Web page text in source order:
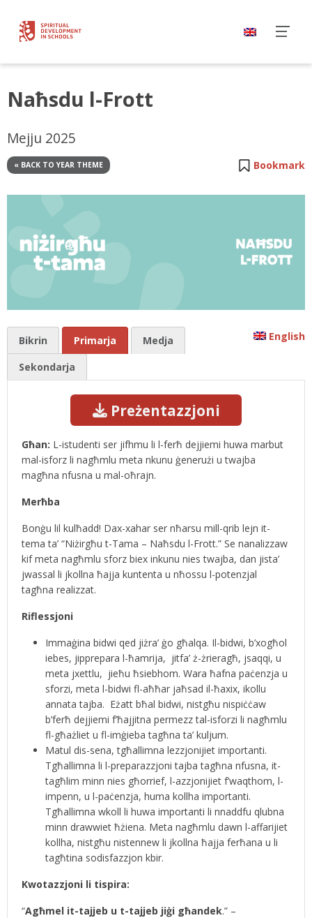
Naħsdu l-Frott
Mejju 2025
Bookmark
« BACK TO YEAR THEME
English
Bikrin Primarja
Medja
Sekondarja
Preżentazzjoni
Għan: L-istudenti ser jifhmu li l-ferħ dejjiemi huwa marbut
mal-isforz li nagħmlu meta nkunu ġenerużi u twajba
magħna nfusna u mal-oħrajn.
Merħba
Bonġu lil kulħadd! Dax-xahar ser nħarsu mill-qrib lejn it-
tema ta’ “Niżirgħu t-Tama – Naħsdu l-Frott.” Se nanalizzaw
kif meta nagħmlu sforz biex inkunu nies twajba, dan jista’
jwassal li jkollna ħajja kuntenta u nħossu l-potenzjal
tagħna realizzat.
Riflessjoni
Immaġina bidwi qed jiżra’ ġo għalqa. Il-bidwi, b’xogħol
iebes, jipprepara l-ħamrija, jitfa’ ż-żrieragħ, jsaqqi, u
meta jxettlu, jieħu ħsiebhom. Wara ħafna paċenzja u
sforzi, meta l-bidwi fl-aħħar jaħsad il-ħaxix, ikollu
annata tajba. Eżatt bħal bidwi, nistgħu nispiċċaw
b’ferħ dejjiemi f’ħajjitna permezz tal-isforzi li nagħmlu
fl-għażliet u fl-imġieba tagħna ta’ kuljum.
Matul dis-sena, tgħallimna lezzjonijiet importanti.
Tgħallimna li l-preparazzjoni tajba tagħna nfusna, it-
tagħlim minn nies għorrief, l-azzjonijiet f’waqthom, l-
impenn, u l-paċenzja, huma kollha importanti.
Tgħallimna wkoll li huwa importanti li nnaddfu qlubna
minn drawwiet ħżiena. Meta nagħmlu dawn l-affarijiet
kollha, nistgħu nistennew li jkollna ħajja ferħana u li
tagħtina sodisfazzjon kbir.
Kwotazzjoni li tispira:
“Agħmel it-tajjeb u t-tajjeb jiġi għandek.” –